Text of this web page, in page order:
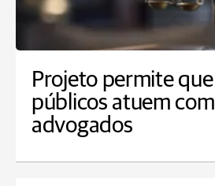
Projeto permite
públicos atuem
advogados